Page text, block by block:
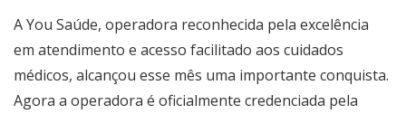
A You Saúde, operadora reconhecida pela excelência
em atendimento e acesso facilitado aos cuidados
médicos, alcançou esse mês uma importante conquista.
Agora a operadora é oficialmente credenciada pela